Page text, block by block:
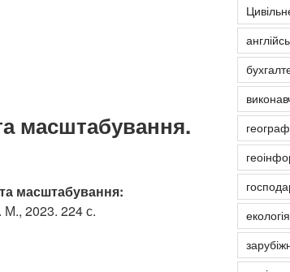
масштабування.
масштабування:
М., 2023. 224 с.
екологія